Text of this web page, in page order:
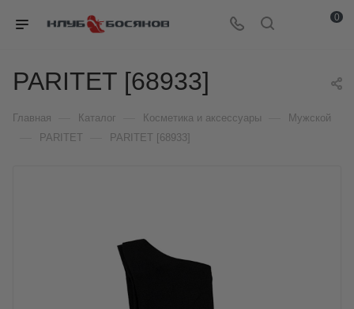
0
PARITET [68933]
Главная Каталог Косметика и аксессуары Мужской
PARITET PARITET [68933]